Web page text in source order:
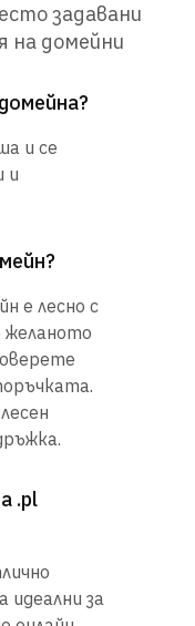
задавани
на домейни
и се
и
е лесно с
желаното
.pl
идеални за